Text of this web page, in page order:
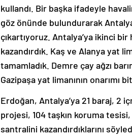
göz önünde bulundurarak
çıkartıyoruz. Antalya’ya ikinci bir
kazandırdık. Kaş ve Alanya yat
tamamladık. Demre çay ağzı
Gazipaşa yat limanının onarımı
projesi, 104 taşkın koruma
santralini kazandırdıklarını